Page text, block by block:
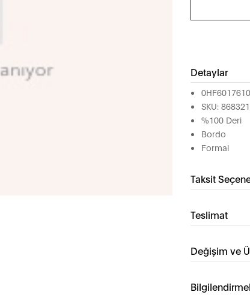
Detaylar
SKU:
%100 Deri
Bordo
Formal
Taksit
Teslimat
Değişim ve